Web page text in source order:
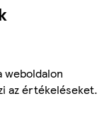
weboldalon
az értékeléseket.